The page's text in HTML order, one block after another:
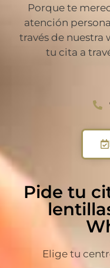
Porque te
atención
través de nuestra
tu cita a
Pide tu
Elige tu